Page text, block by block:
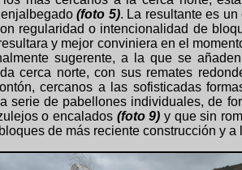
(foto 5). La resultante es
regularidad o intencionalidad de
y mejor conviniera en el
sugerente, a la que se
cerca norte, con sus remates
cercanos a las sofisticadas
serie de pabellones individuales, de
o encalados (foto 9)y que sin
de más reciente construcción y